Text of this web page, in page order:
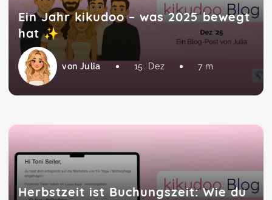
Ein Jahr kikudoo – was 2025 bewegt
hat ✨
von Julia 15. Dez 7 m
Herbstzeit ist Buchungszeit: Wie du